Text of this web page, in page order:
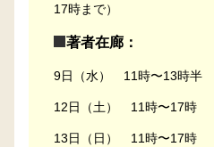
17時まで）
著者在廊：
9日（水） 11時〜13時半
12日（土） 11時〜17時
13日（日） 11時〜17時